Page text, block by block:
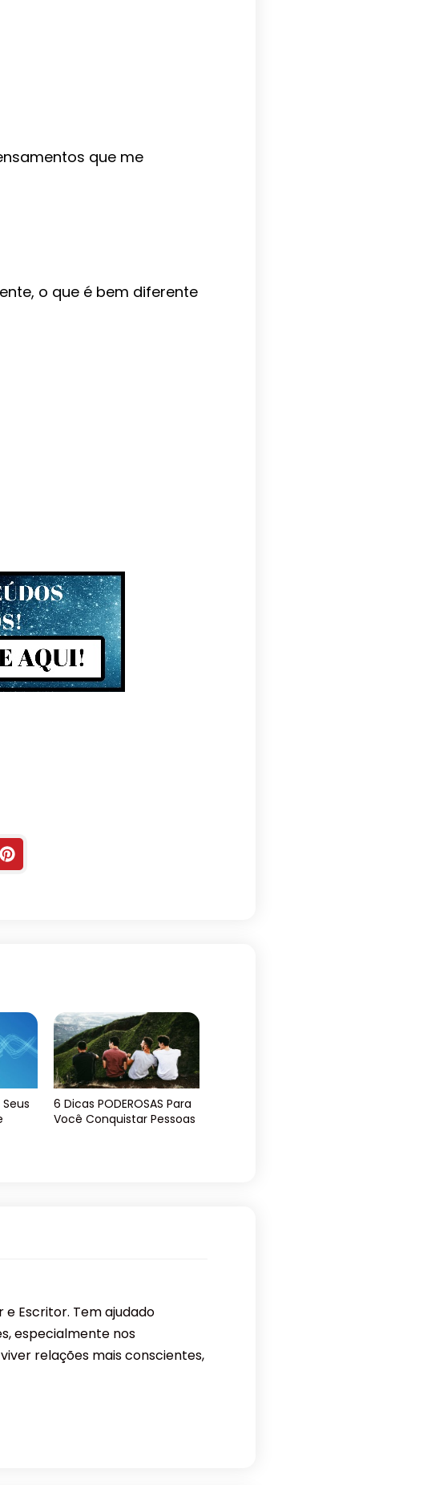
que me
o que é bem diferente
6 Dicas PODEROSAS Para
Você Conquistar Pessoas
e Escritor. Tem ajudado
especialmente nos
relações mais conscientes,